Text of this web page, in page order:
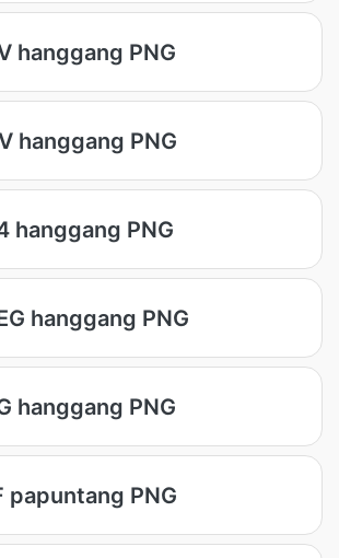
hanggang PNG
hanggang PNG
hanggang PNG
hanggang PNG
hanggang PNG
papuntang PNG